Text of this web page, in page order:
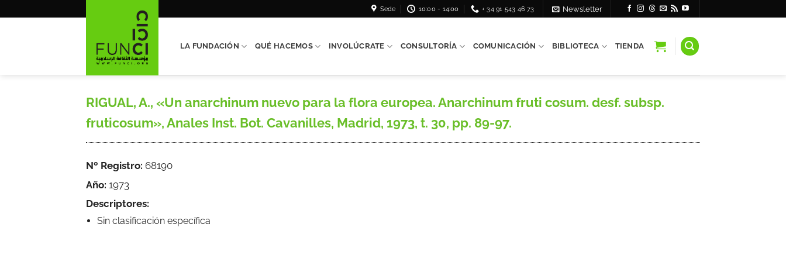
Sede 10:00 - 14:00 + 34 91 543 46 73 Newsletter
LA FUNDACIÓN QUÉ HACEMOS INVOLÚCRATE CONSULTORÍA COMUNICACIÓN BIBLIOTECA TIENDA
RIGUAL, A., «Un anarchinum nuevo para la flora europea. Anarchinum fruti cosum. desf. subsp.
fruticosum», Anales Inst. Bot. Cavanilles, Madrid, 1973, t. 30, pp. 89-97.
Nº Registro: 68190
Año: 1973
Descriptores:
Sin clasificación específica